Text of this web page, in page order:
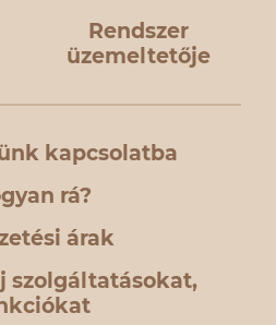
Rendszer
üzemeltetője
kapcsolatba
rá?
árak
szolgáltatásokat,